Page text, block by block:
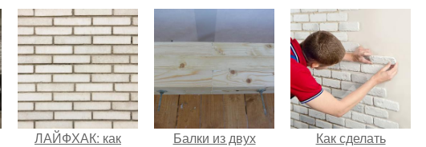
ЛАЙФХАК: как
Балки из двух
Как сделать